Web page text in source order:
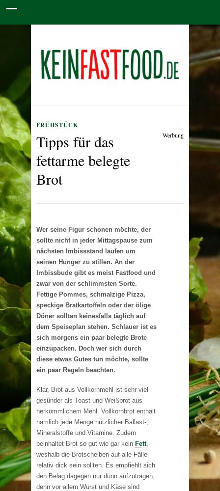
FRÜHSTÜCK
Tipps für das
fettarme belegte
Brot
Werbung
Wer seine Figur schonen möchte, der
sollte nicht in jeder Mittagspause zum
nächsten Imbissstand laufen um
seinen Hunger zu stillen. An der
Imbissbude gibt es meist Fastfood und
zwar von der schlimmsten Sorte.
Fettige Pommes, schmalzige Pizza,
speckige Bratkartoffeln oder der ölige
Döner sollten keinesfalls täglich auf
dem Speiseplan stehen. Schlauer ist es
sich morgens ein paar belegte Brote
einzupacken. Doch wer sich durch
diese etwas Gutes tun möchte, sollte
ein paar Regeln beachten.
Klar, Brot aus Vollkornmehl ist sehr viel
gesünder als Toast und Weißbrot aus
herkömmlichem Mehl. Vollkornbrot enthält
nämlich jede Menge nützlicher Ballast-,
Mineralstoffe und Vitamine. Zudem
beinhaltet Brot so gut wie gar kein Fett,
weshalb die Brotscheiben auf alle Fälle
relativ dick sein sollten. Es empfiehlt sich
den Belag dagegen nur dünn aufzutragen,
denn vor allem Wurst und Käse sind